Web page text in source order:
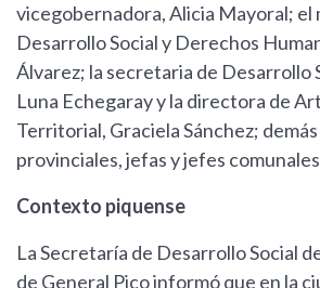
vicegobernadora, Alicia Mayoral; el
Desarrollo Social y Derechos
Álvarez; la secretaria de Desarrollo
Luna Echegaray y la directora de
Territorial, Graciela Sánchez;
provinciales, jefas y jefes
Contexto piquense
La Secretaría de Desarrollo Social
de General Pico informó que en la